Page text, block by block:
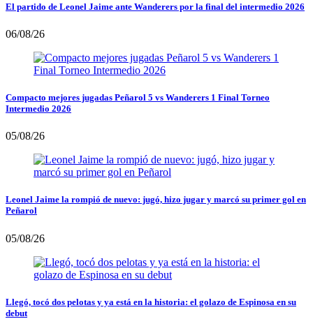
El partido de Leonel Jaime ante Wanderers por la final del intermedio 2026
06/08/26
Compacto mejores jugadas Peñarol 5 vs Wanderers 1 Final Torneo
Intermedio 2026
05/08/26
Leonel Jaime la rompió de nuevo: jugó, hizo jugar y marcó su primer gol en
Peñarol
05/08/26
Llegó, tocó dos pelotas y ya está en la historia: el golazo de Espinosa en su
debut